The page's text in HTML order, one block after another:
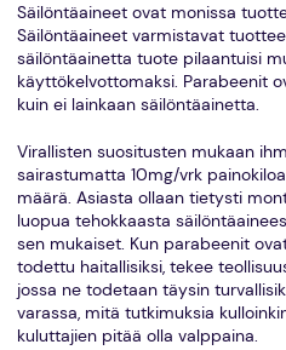
Säilöntäaineet ovat monissa
Säilöntäaineet varmistavat
säilöntäainetta tuote pilaantuisi
käyttökelvottomaksi. Parabeenit
kuin ei lainkaan säilöntäainetta.
Virallisten suositusten mukaan
sairastumatta 10mg/vrk
määrä. Asiasta ollaan tietysti
luopua tehokkaasta
sen mukaiset. Kun parabeenit
todettu haitallisiksi, tekee
jossa ne todetaan täysin
varassa, mitä tutkimuksia
kuluttajien pitää olla valppaina.